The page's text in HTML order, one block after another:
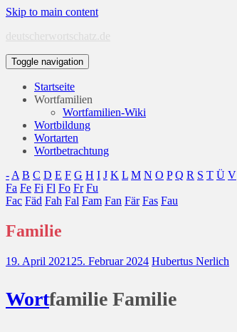
Skip to main content
deutscherwortschatz.de
Toggle navigation
Startseite
Wortfamilien
Wortfamilien-Wiki
Wortbildung
Wortarten
Wortbetrachtung
- A B C D E F G H I J K L M N O P Q R S T Ü V
Fa Fe Fi Fl Fo Fr Fu
Fac Fäd Fah Fal Fam Fan Fär Fas Fau
Familie
19. April 2021 25. Februar 2024 Hubertus Nerlich
Wortfamilie Familie